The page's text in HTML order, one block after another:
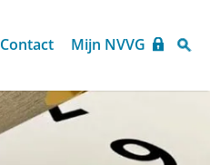
Contact Mijn NVVG